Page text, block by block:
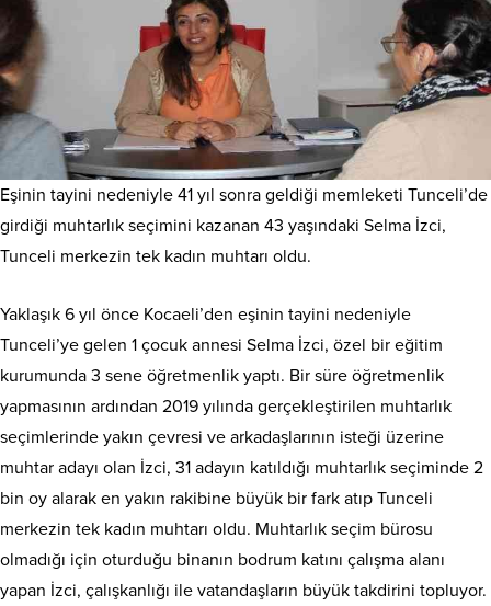
Eşinin tayini nedeniyle 41 yıl sonra geldiği memleketi Tunceli’de
girdiği muhtarlık seçimini kazanan 43 yaşındaki Selma İzci,
Tunceli merkezin tek kadın muhtarı oldu.
Yaklaşık 6 yıl önce Kocaeli’den eşinin tayini nedeniyle
Tunceli’ye gelen 1 çocuk annesi Selma İzci, özel bir eğitim
kurumunda 3 sene öğretmenlik yaptı. Bir süre öğretmenlik
yapmasının ardından 2019 yılında gerçekleştirilen muhtarlık
seçimlerinde yakın çevresi ve arkadaşlarının isteği üzerine
muhtar adayı olan İzci, 31 adayın katıldığı muhtarlık seçiminde 2
bin oy alarak en yakın rakibine büyük bir fark atıp Tunceli
merkezin tek kadın muhtarı oldu. Muhtarlık seçim bürosu
olmadığı için oturduğu binanın bodrum katını çalışma alanı
yapan İzci, çalışkanlığı ile vatandaşların büyük takdirini topluyor.